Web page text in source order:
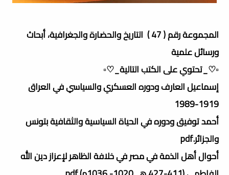
المجموعة رقم ( 47 ) التاريخ والحضارة والجغرافية، أبحاث
ورسائل علمية
▫️♡_تحتوي على الكتب التالية_♡▫️
إسماعيل العارف ودوره العسكري والسياسي في العراق
1919-1989
أحمد توفيق ودوره في الحياة السياسية والثقافية بتونس
والجزائر.pdf
أحوال أهل الذمة في مصر في خلافة الظاهر لإعزاز دين الله